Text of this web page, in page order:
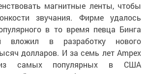
магнитные ленты, чтобы
звучания. Фирме удалось
в то время певца Бинга
вложил в разработку нового
долларов. И за семь лет Ampex
самых популярных в США